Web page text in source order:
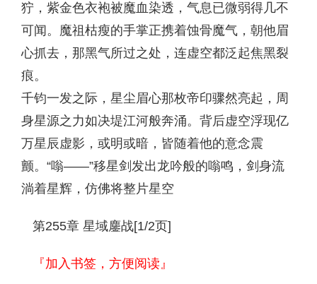
狞，紫金色衣袍被魔血染透，气息已微弱得几不
可闻。魔祖枯瘦的手掌正携着蚀骨魔气，朝他眉
心抓去，那黑气所过之处，连虚空都泛起焦黑裂
痕。
千钧一发之际，星尘眉心那枚帝印骤然亮起，周
身星源之力如决堤江河般奔涌。背后虚空浮现亿
万星辰虚影，或明或暗，皆随着他的意念震
颤。“嗡——”移星剑发出龙吟般的嗡鸣，剑身流
淌着星辉，仿佛将整片星空
第255章 星域鏖战[1/2页]
『加入书签，方便阅读』